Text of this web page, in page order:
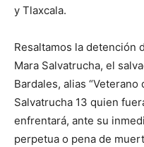
y Tlaxcala.
Resaltamos la detención
Mara Salvatrucha, el
Bardales, alias “Veterano
Salvatrucha 13 quien
enfrentará, ante su
perpetua o pena de